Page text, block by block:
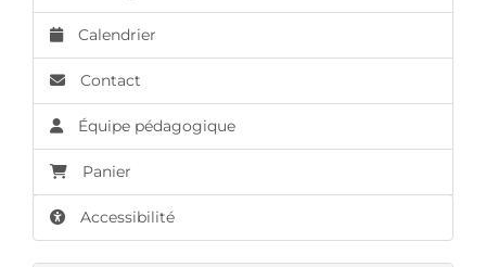
Calendrier
Contact
Équipe pédagogique
Panier
Accessibilité